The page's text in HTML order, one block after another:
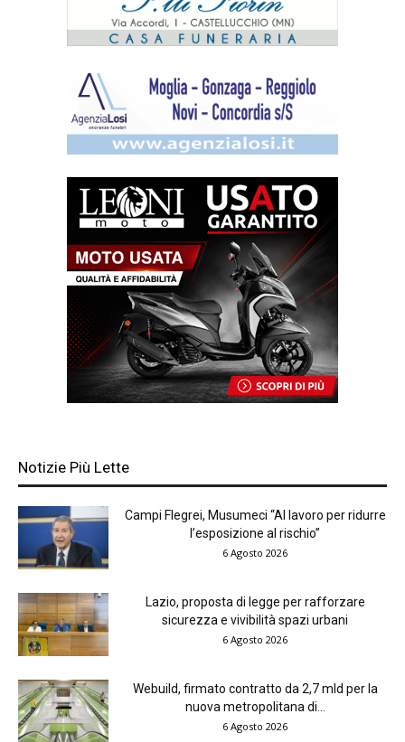
Notizie Più Lette
Campi Flegrei, Musumeci “Al lavoro per ridurre
l’esposizione al rischio”
6 Agosto 2026
Lazio, proposta di legge per rafforzare
sicurezza e vivibilità spazi urbani
6 Agosto 2026
Webuild, firmato contratto da 2,7 mld per la
nuova metropolitana di...
6 Agosto 2026